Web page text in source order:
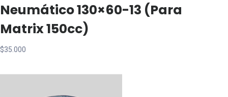
Neumático 130×60-13 (para
Matrix 150cc)
$35.000